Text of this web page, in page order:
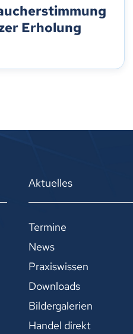
Erholung
Aktuelles
Termine
News
Praxiswissen
Downloads
Bildergalerien
Handel direkt